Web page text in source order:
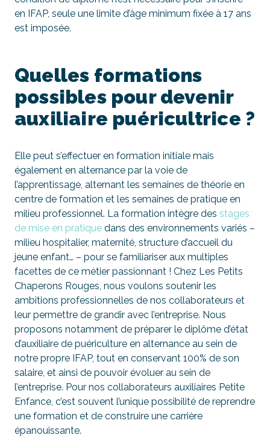
en IFAP, seule une limite d’âge minimum fixée à 17 ans
est imposée.
Quelles formations
possibles pour devenir
auxiliaire puéricultrice ?
Elle peut s’effectuer en formation initiale mais
également en alternance par la voie de
l’apprentissage, alternant les semaines de théorie en
centre de formation et les semaines de pratique en
milieu professionnel. La formation intègre des stages
de mise en pratique dans des environnements variés –
milieu hospitalier, maternité, structure d’accueil du
jeune enfant… – pour se familiariser aux multiples
facettes de ce métier passionnant ! Chez Les Petits
Chaperons Rouges, nous voulons soutenir les
ambitions professionnelles de nos collaborateurs et
leur permettre de grandir avec l’entreprise. Nous
proposons notamment de préparer le diplôme d’état
d’auxiliaire de puériculture en alternance au sein de
notre propre IFAP, tout en conservant 100% de son
salaire, et ainsi de pouvoir évoluer au sein de
l’entreprise. Pour nos collaborateurs auxiliaires Petite
Enfance, c’est souvent l’unique possibilité de reprendre
une formation et de construire une carrière
épanouissante.